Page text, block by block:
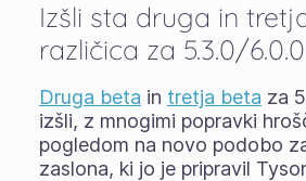
Izšli sta druga in
različica za 5.3.0/6.0.0
Druga beta in tretja beta za
izšli, z mnogimi popravki
pogledom na novo podobo
zaslona, ki jo je pripravil